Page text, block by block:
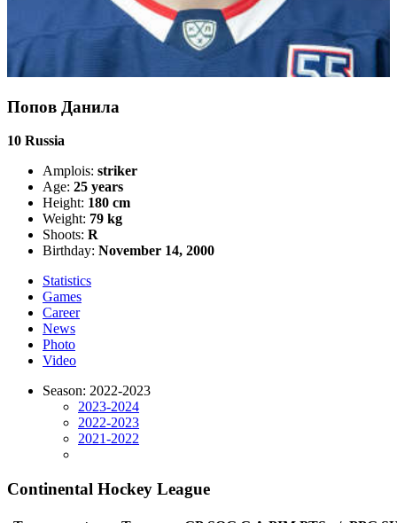
Попов Данила
10 Russia
Amplois: striker
Age: 25 years
Height: 180 cm
Weight: 79 kg
Shoots: R
Birthday: November 14, 2000
Statistics
Games
Career
News
Photo
Video
Season: 2022-2023
2023-2024
2022-2023
2021-2022
Continental Hockey League